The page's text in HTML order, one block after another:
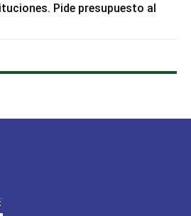
Pide presupuesto al